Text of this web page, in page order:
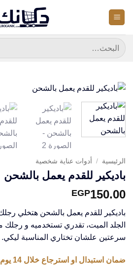
للمحتوى
البحث
عن:
الرئيسية / أدوات عناية شخصية
باديكير للقدم يعمل بالشحن
EGP150.00
باديكير للقدم يعمل بالشحن هتخلي
الجلد الميت، تقدري تستخدميه و رجلك
سرعتين علشان تختاري المناسبة ليكي.
ضمان استبدال او استرجاع خلال 14 يوم من استلام المنتج